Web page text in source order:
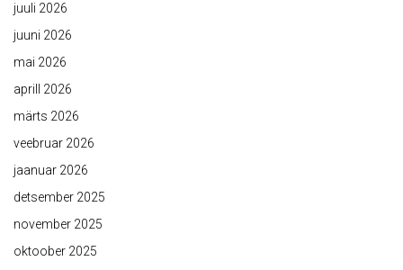
juuli 2026
juuni 2026
mai 2026
aprill 2026
märts 2026
veebruar 2026
jaanuar 2026
detsember 2025
november 2025
oktoober 2025